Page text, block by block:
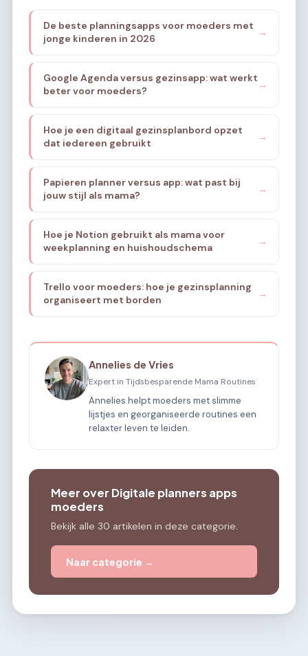
De beste planningsapps voor moeders met
jonge kinderen in 2026
→
Google Agenda versus gezinsapp: wat werkt
beter voor moeders?
→
Hoe je een digitaal gezinsplanbord opzet
dat iedereen gebruikt
→
Papieren planner versus app: wat past bij
jouw stijl als mama?
→
Hoe je Notion gebruikt als mama voor
weekplanning en huishoudschema
→
Trello voor moeders: hoe je gezinsplanning
organiseert met borden
→
Annelies de Vries
Expert in Tijdsbesparende Mama Routines
Annelies helpt moeders met slimme
lijstjes en georganiseerde routines een
relaxter leven te leiden.
Meer over Digitale planners apps
moeders
Bekijk alle 30 artikelen in deze categorie.
Naar categorie →